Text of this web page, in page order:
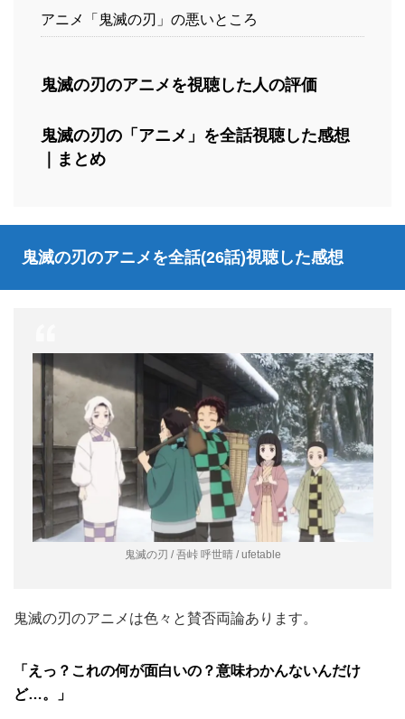
アニメ「鬼滅の刃」の悪いところ
鬼滅の刃のアニメを視聴した人の評価
鬼滅の刃の「アニメ」を全話視聴した感想
｜まとめ
鬼滅の刃のアニメを全話(26話)視聴した感想
鬼滅の刃 / 吾峠 呼世晴 / ufetable
鬼滅の刃のアニメは色々と賛否両論あります。
「えっ？これの何が面白いの？意味わかんないんだけ
ど…。」